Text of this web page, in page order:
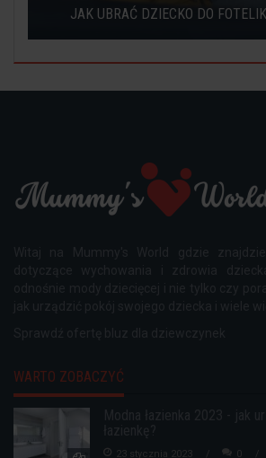
JAK UBRAĆ DZIECKO DO
WARTO ZOBACZYĆ
23 stycznia 2023 0